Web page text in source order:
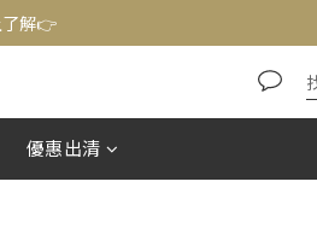
了解👉
了解👉
解👉
優惠出清